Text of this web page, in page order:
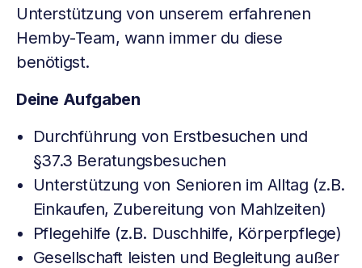
Unterstützung von unserem erfahrenen
Hemby-Team, wann immer du diese
benötigst.
Deine Aufgaben
Durchführung von Erstbesuchen und
§37.3 Beratungsbesuchen
Unterstützung von Senioren im Alltag (z.B.
Einkaufen, Zubereitung von Mahlzeiten)
Pflegehilfe (z.B. Duschhilfe, Körperpflege)
Gesellschaft leisten und Begleitung außer